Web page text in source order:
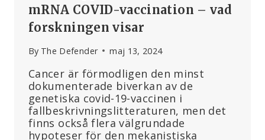
mRNA COVID-vaccination – vad
forskningen visar
By The Defender maj 13, 2024
Cancer är förmodligen den minst
dokumenterade biverkan av de
genetiska covid-19-vaccinen i
fallbeskrivningslitteraturen, men det
finns också flera välgrundade
hypoteser för den mekanistiska